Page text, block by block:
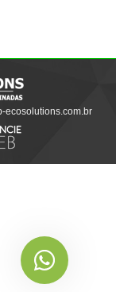
ecosolutions.com.br